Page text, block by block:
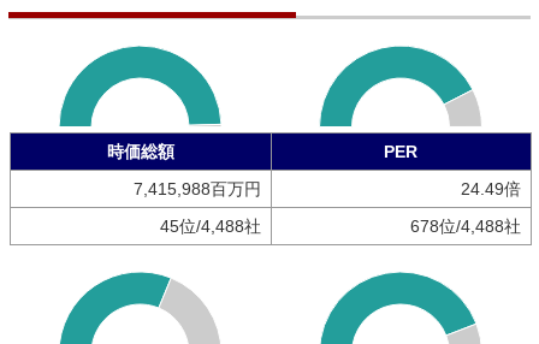
時価総額
PER
7,415,988百万円
24.49倍
45位/4,488社
678位/4,488社